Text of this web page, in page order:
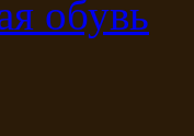
обувь